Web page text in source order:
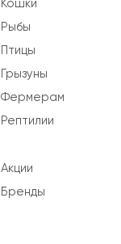
Кошки
Рыбы
Птицы
Грызуны
Фермерам
Рептилии
Акции
Бренды